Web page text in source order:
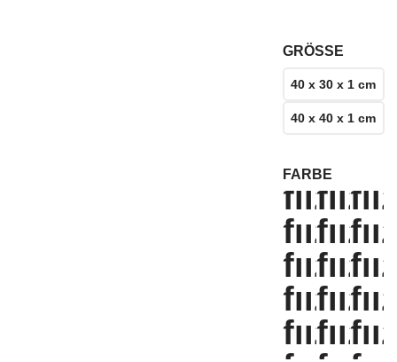
GRÖSSE
40 x 30 x 1 cm
40 x 40 x 1 cm
FARBE